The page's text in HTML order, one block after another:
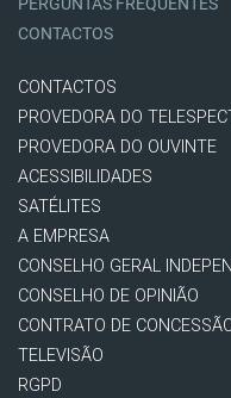
PERGUNTAS FREQUENTES
CONTACTOS
CONTACTOS
PROVEDORA DO
PROVEDORA DO OUVINTE
ACESSIBILIDADES
SATÉLITES
A EMPRESA
CONSELHO GERAL
CONSELHO DE OPINIÃO
CONTRATO DE
TELEVISÃO
RGPD